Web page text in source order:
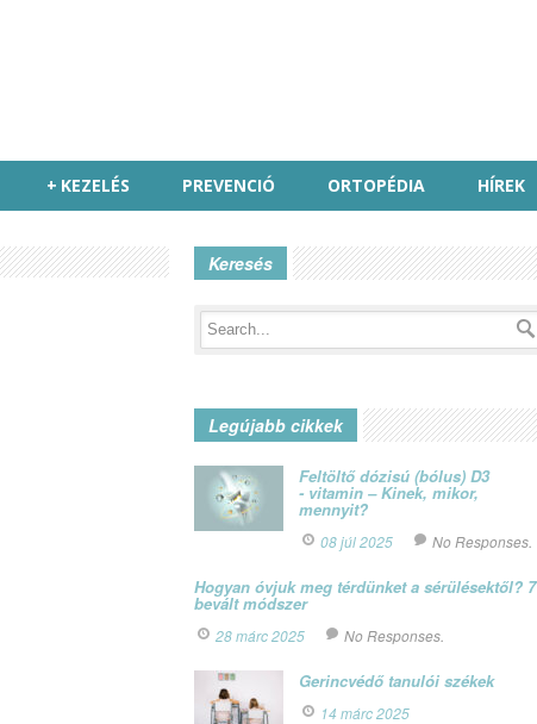
KEZELÉS
+ PREVENCIÓ ORTOPÉDIA HÍREK
Keresés
Legújabb cikkek
Feltöltő dózisú (bólus) D3
- vitamin – Kinek, mikor,
mennyit?
08 júl 2025 No Responses.
Hogyan óvjuk meg térdünket a sérülésektől? 7
bevált módszer
28 márc 2025 No Responses.
Gerincvédő tanulói székek
14 márc 2025